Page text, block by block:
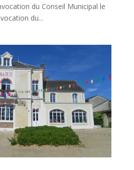
du Conseil Municipal le
du...